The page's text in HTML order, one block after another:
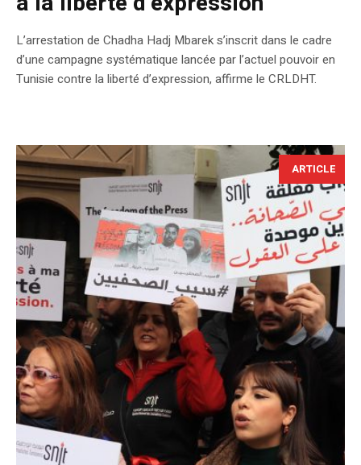
L’arrestation de Chadha Hadj Mbarek s’inscrit dans le cadre
d’une campagne systématique lancée par l’actuel pouvoir en
Tunisie contre la liberté d’expression, affirme le CRLDHT.
ARTICLE